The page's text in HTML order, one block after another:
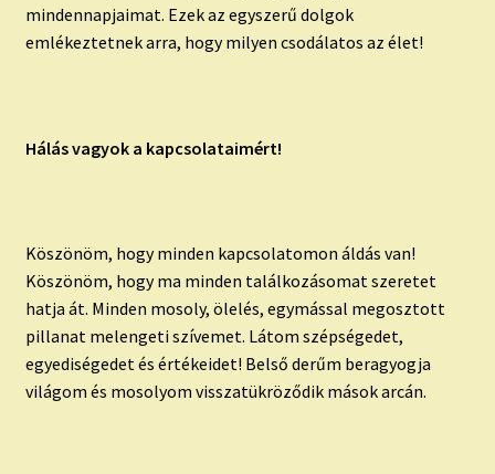
mindennapjaimat. Ezek az egyszerű dolgok
emlékeztetnek arra, hogy milyen csodálatos az élet!
Hálás vagyok a kapcsolataimért!
Köszönöm, hogy minden kapcsolatomon áldás van!
Köszönöm, hogy ma minden találkozásomat szeretet
hatja át. Minden mosoly, ölelés, egymással megosztott
pillanat melengeti szívemet. Látom szépségedet,
egyediségedet és értékeidet! Belső derűm beragyogja
világom és mosolyom visszatükröződik mások arcán.